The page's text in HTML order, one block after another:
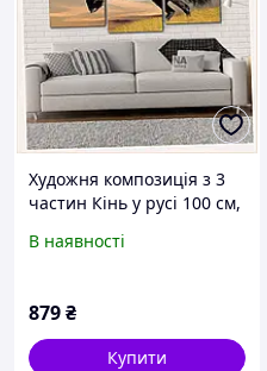
Художня композиція з 3
частин Кінь у русі 100 см,
В наявності
879₴
Купити